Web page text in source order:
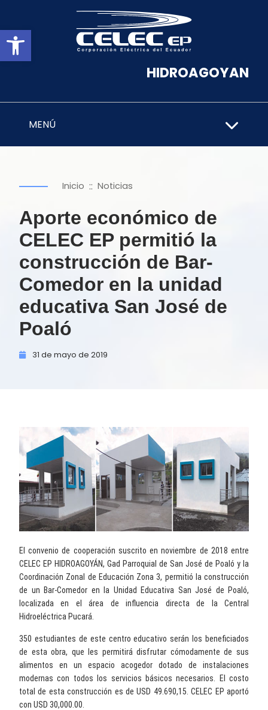
Abrir barra de herramientas
HIDROAGOYAN
MENÚ
Inicio :: Noticias
Aporte económico de
CELEC EP permitió la
construcción de Bar-
Comedor en la unidad
educativa San José de
Poaló
31 de mayo de 2019
El convenio de cooperación suscrito en noviembre de 2018 entre
CELEC EP HIDROAGOYÁN, Gad Parroquial de San José de Poaló y la
Coordinación Zonal de Educación Zona 3, permitió la construcción
de un Bar-Comedor en la Unidad Educativa San José de Poaló,
localizada en el área de influencia directa de la Central
Hidroeléctrica Pucará.
350 estudiantes de este centro educativo serán los beneficiados
de esta obra, que les permitirá disfrutar cómodamente de sus
alimentos en un espacio acogedor dotado de instalaciones
modernas con todos los servicios básicos necesarios. El costo
total de esta construcción es de USD 49.690,15. CELEC EP aportó
con USD 30,000.00.